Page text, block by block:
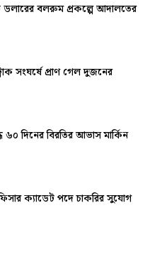
ডলারের বলরুম প্রকল্পে আদালতের
সংঘর্ষে প্রাণ গেল দুজনের
৬০ দিনের বিরতির আভাস মার্কিন
ক্যাডেট পদে চাকরির সুযোগ